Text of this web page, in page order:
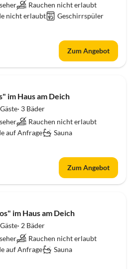
Rauchen nicht erlaubt
nicht erlaubt
Geschirrspüler
Zum Angebot
Top-Inserat
im Haus am Deich
3 Bäder
Rauchen nicht erlaubt
auf Anfrage
Sauna
Zum Angebot
Top-Inserat
im Haus am Deich
2 Bäder
Rauchen nicht erlaubt
auf Anfrage
Sauna